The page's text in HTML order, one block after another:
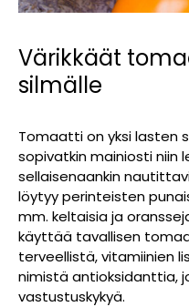
Värikkäät
silmälle
Tomaatti on yksi lasten
sopivatkin mainiosti niin
sellaisenaankin
löytyy perinteisten
mm. keltaisia ja
käyttää tavallisen
terveellistä, vitamiinien
nimistä antioksidanttia,
vastustuskykyä.